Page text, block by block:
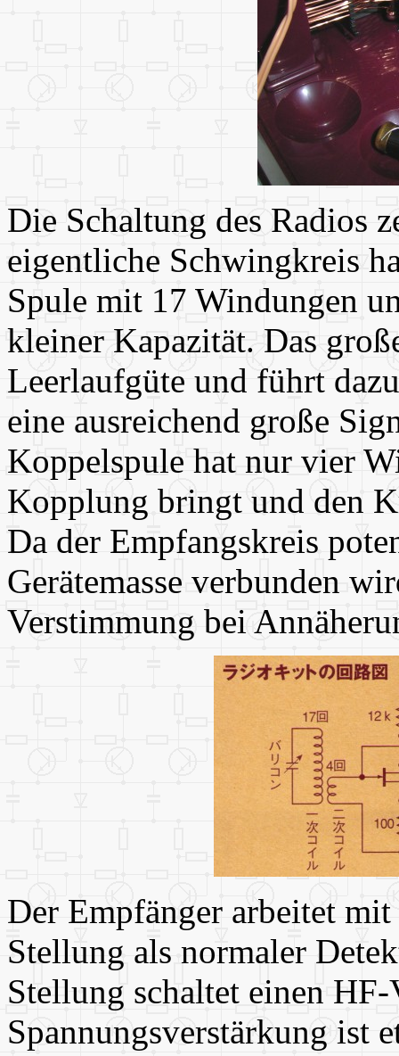
Die Schaltung des Radios
eigentliche Schwingkreis
Spule mit 17 Windungen
kleiner Kapazität. Das
Leerlaufgüte und führt
eine ausreichend große
Koppelspule hat nur vier
Kopplung bringt und den
Da der Empfangskreis
Gerätemasse verbunden
Verstimmung bei
Der Empfänger arbeitet
Stellung als normaler
Stellung schaltet einen
Spannungsverstärkung ist